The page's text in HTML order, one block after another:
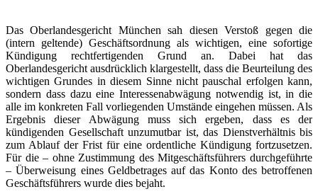
Das Oberlandesgericht München sah diesen Verstoß gegen die
(intern geltende) Geschäftsordnung als wichtigen, eine sofortige
Kündigung rechtfertigenden Grund an. Dabei hat das
Oberlandesgericht ausdrücklich klargestellt, dass die Beurteilung des
wichtigen Grundes in diesem Sinne nicht pauschal erfolgen kann,
sondern dass dazu eine Interessenabwägung notwendig ist, in die
alle im konkreten Fall vorliegenden Umstände eingehen müssen. Als
Ergebnis dieser Abwägung muss sich ergeben, dass es der
kündigenden Gesellschaft unzumutbar ist, das Dienstverhältnis bis
zum Ablauf der Frist für eine ordentliche Kündigung fortzusetzen.
Für die – ohne Zustimmung des Mitgeschäftsführers durchgeführte
– Überweisung eines Geldbetrages auf das Konto des betroffenen
Geschäftsführers wurde dies bejaht.